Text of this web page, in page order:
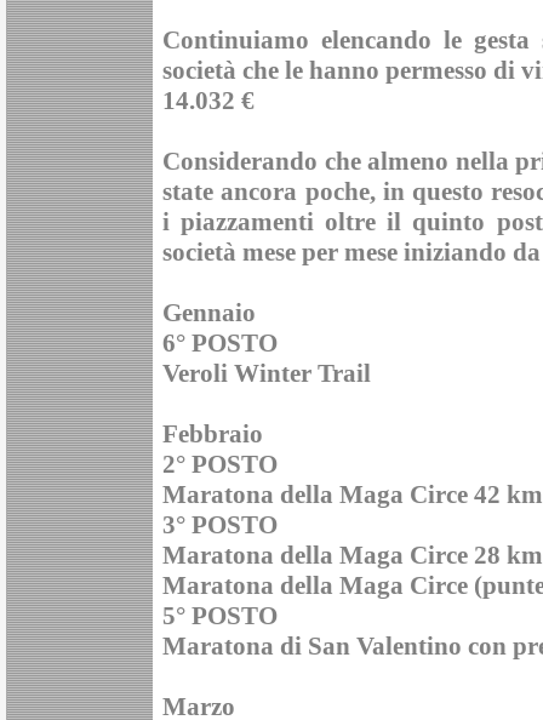
Continuiamo elencando le
società che le hanno permesso di
14.032 €
Considerando che almeno nella
state ancora poche, in questo
i piazzamenti oltre il quinto
società mese per mese iniziando da
Gennaio
6° POSTO
Veroli Winter Trail
Febbraio
2° POSTO
Maratona della Maga Circe 42
3° POSTO
Maratona della Maga Circe 28
Maratona della Maga Circe
5° POSTO
Maratona di San Valentino con
Marzo